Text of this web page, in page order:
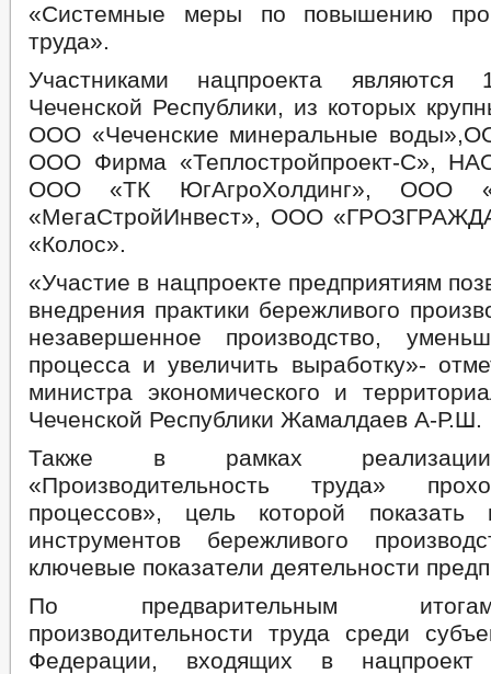
«Системные меры по повышению
труда».
Участниками нацпроекта являются
Чеченской Республики, из которых
ООО «Чеченские минеральные
ООО Фирма «Теплостройпроект-С»,
ООО «ТК ЮгАгроХолдинг», ООО
«МегаСтройИнвест», ООО
«Колос».
«Участие в нацпроекте предприятиям
внедрения практики бережливого
незавершенное производство,
процесса и увеличить выработку»-
министра экономического и
Чеченской Республики Жамалдаев А-Р.Ш.
Также в рамках реализации
«Производительность труда»
процессов», цель которой показать
инструментов бережливого
ключевые показатели деятельности
По предварительным
производительности труда среди
Федерации, входящих в